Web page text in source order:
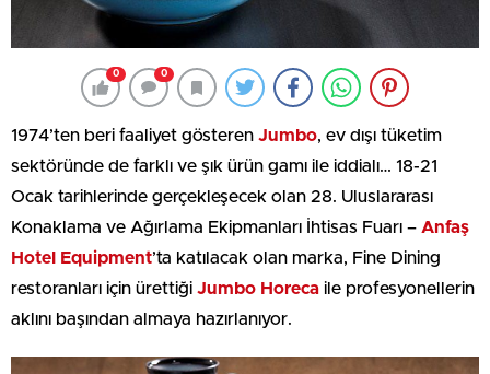
0 0
1974’ten beri faaliyet gösteren Jumbo, ev dışı tüketim
sektöründe de farklı ve şık ürün gamı ile iddialı… 18-21
Ocak tarihlerinde gerçekleşecek olan 28. Uluslararası
Konaklama ve Ağırlama Ekipmanları İhtisas Fuarı – Anfaş
Hotel Equipment’ta katılacak olan marka, Fine Dining
restoranları için ürettiği Jumbo Horeca ile profesyonellerin
aklını başından almaya hazırlanıyor.